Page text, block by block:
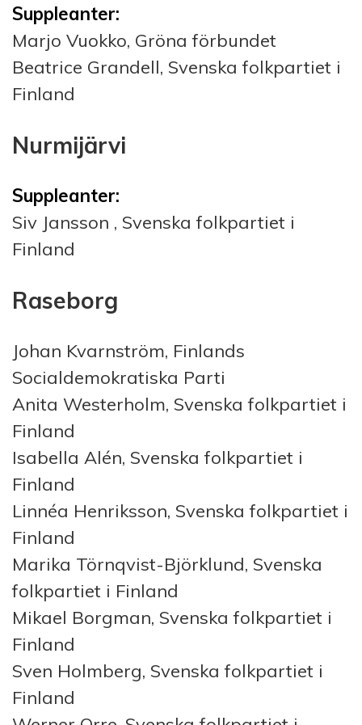
Suppleanter:
Marjo Vuokko, Gröna förbundet
Beatrice Grandell, Svenska folkpartiet i
Finland
Nurmijärvi
Suppleanter:
Siv Jansson , Svenska folkpartiet i
Finland
Raseborg
Johan Kvarnström, Finlands
Socialdemokratiska Parti
Anita Westerholm, Svenska folkpartiet i
Finland
Isabella Alén, Svenska folkpartiet i
Finland
Linnéa Henriksson, Svenska folkpartiet i
Finland
Marika Törnqvist-Björklund, Svenska
folkpartiet i Finland
Mikael Borgman, Svenska folkpartiet i
Finland
Sven Holmberg, Svenska folkpartiet i
Finland